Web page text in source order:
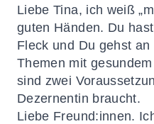
Liebe Tina, ich weiß
guten Händen. Du
Fleck und Du gehst
Themen mit
sind zwei
Dezernentin braucht.
Liebe Freund:innen.